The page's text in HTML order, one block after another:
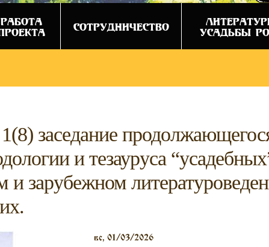
РАБОТА
СОТРУДНИЧЕСТВО
УСАДЬБЫ
заседание
и тезауруса
и зарубежном
вс, 01/03/2026